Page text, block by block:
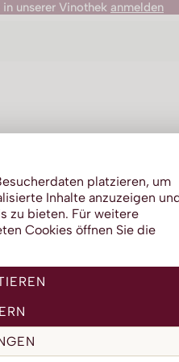
platzieren, um
Inhalte anzuzeigen
zu bieten. Für weitere
Cookies öffnen Sie die
unserer Vinothek anmelden